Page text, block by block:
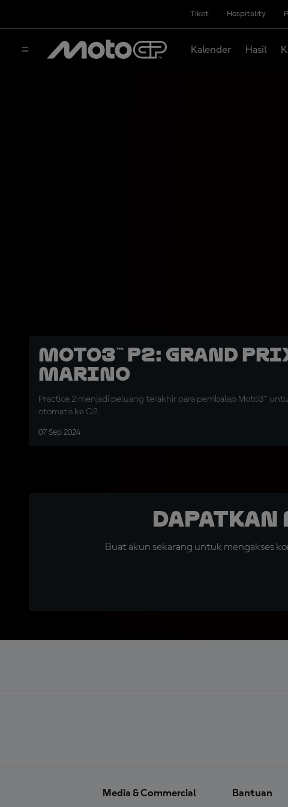
Tiket Hospitality
Kalender Hasil
Moto3™ P2: Grand
Marino
Practice 2 menjadi peluang terakhir para pembalap Moto3™
otomatis ke Q2.
07 Sep 2024
Dapatkan
Buat akun sekarang untuk mengakses
Media & Commercial Bantuan